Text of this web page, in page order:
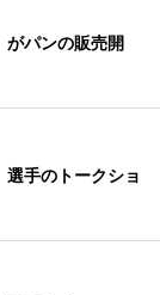
がパンの販売開
手のトークショ